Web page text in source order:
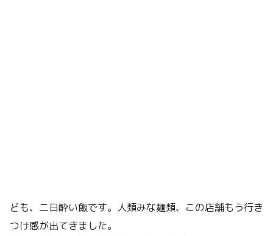
ども、二日酔い飯です。人類みな麺類、この店舗もう行き
つけ感が出てきました。